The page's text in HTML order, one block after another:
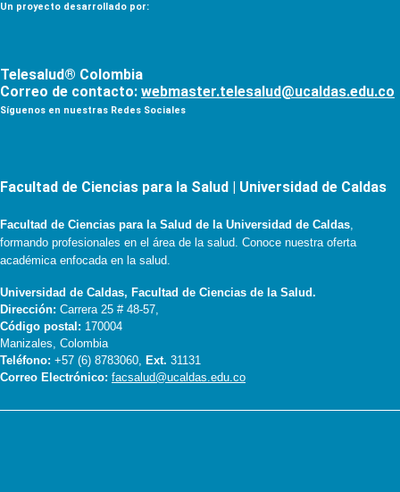
Un proyecto desarrollado por:
Telesalud® Colombia
Correo de contacto: webmaster.telesalud@ucaldas.edu.co
Síguenos en nuestras Redes Sociales
Facultad de Ciencias para la Salud | Universidad de Caldas
Facultad de Ciencias para la Salud de la Universidad de Caldas
formando profesionales en el área de la salud. Conoce nuestra oferta
académica enfocada en la salud.
Universidad de Caldas, Facultad de Ciencias de la Salud.
Dirección: Carrera 25 # 48-57,
Código postal: 170004
Manizales, Colombia
Teléfono: +57 (6) 8783060, Ext. 31131
Correo Electrónico: facsalud@ucaldas.edu.co